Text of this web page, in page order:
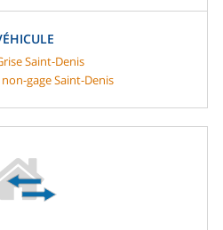
Saint-Denis
gage Saint-Denis